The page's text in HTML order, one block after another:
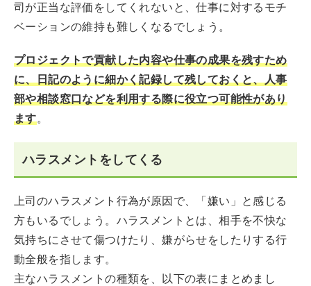
司が正当な評価をしてくれないと、仕事に対するモチ
ベーションの維持も難しくなるでしょう。
プロジェクトで貢献した内容や仕事の成果を残すため
に、日記のように細かく記録して残しておくと、人事
部や相談窓口などを利用する際に役立つ可能性があり
ます。
ハラスメントをしてくる
上司のハラスメント行為が原因で、「嫌い」と感じる
方もいるでしょう。ハラスメントとは、相手を不快な
気持ちにさせて傷つけたり、嫌がらせをしたりする行
動全般を指します。
主なハラスメントの種類を、以下の表にまとめまし